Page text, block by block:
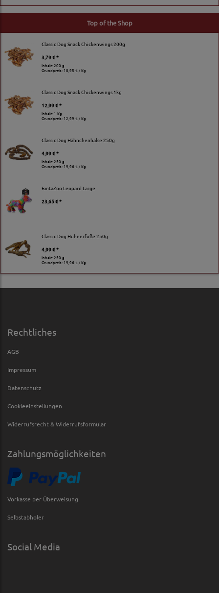
Top of the Shop
Classic Dog Snack Chickenwings 200g
3,79 € *
Inhalt: 200 g
Grundpreis:18,95 € / Kg
Classic Dog Snack Chickenwings 1kg
12,99 € *
Inhalt: 1 Kg
Grundpreis: 12,99 € / Kg
Classic Dog Hähnchenhälse 250g
4,99 € *
Inhalt: 250 g
Grundpreis:19,96 € / Kg
FantaZoo Leopard Large
23,65 € *
Classic Dog Hühnerfüße 250g
4,99 € *
Inhalt: 250 g
Grundpreis:19,96 € / Kg
Rechtliches
AGB
Impressum
Datenschutz
Cookieeinstellungen
Widerrufsrecht & Widerrufsformular
Zahlungsmöglichkeiten
Vorkasse per Überweisung
Selbstabholer
Social Media